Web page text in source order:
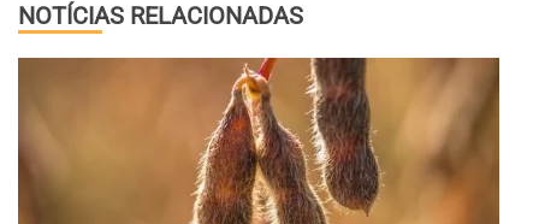
NOTÍCIAS RELACIONADAS